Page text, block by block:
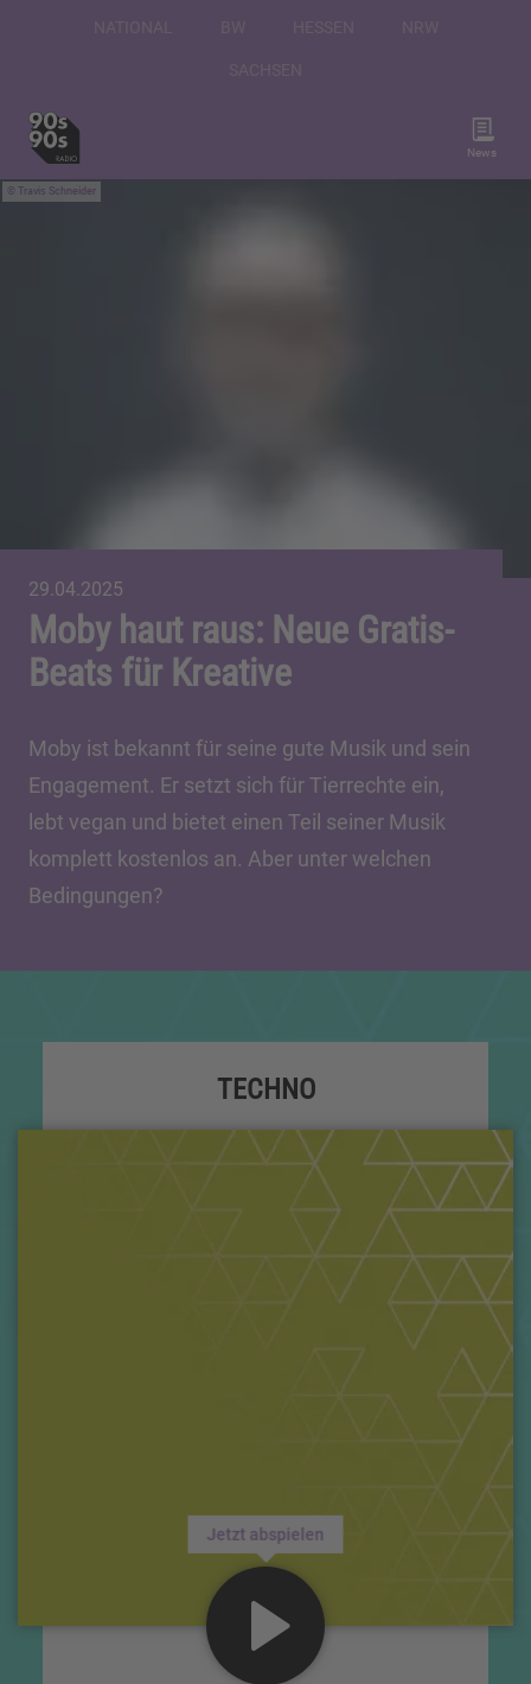
News
Travis Schneider
29.04.2025
Moby haut raus: Neue Gratis-
Beats für Kreative
Moby ist bekannt für seine gute Musik und sein
Engagement. Er setzt sich für Tierrechte ein,
lebt vegan und bietet einen Teil seiner Musik
komplett kostenlos an. Aber unter welchen
Bedingungen?
TECHNO
Jetzt abspielen